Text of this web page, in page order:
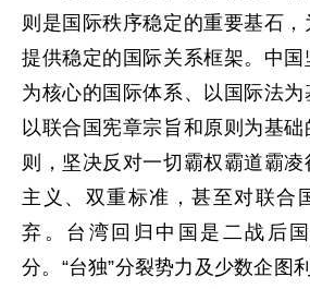
则是国际秩序稳定的重要基石
提供稳定的国际关系框架。中国
为核心的国际体系、以国际法为
以联合国宪章宗旨和原则为基
则，坚决反对一切霸权霸道霸
主义、双重标准，甚至对联合
弃。台湾回归中国是二战后
分。“台独”分裂势力及少数企图